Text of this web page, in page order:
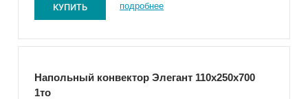
КУПИТЬ подробнее
Напольный конвектор Элегант 110x250x700
1то